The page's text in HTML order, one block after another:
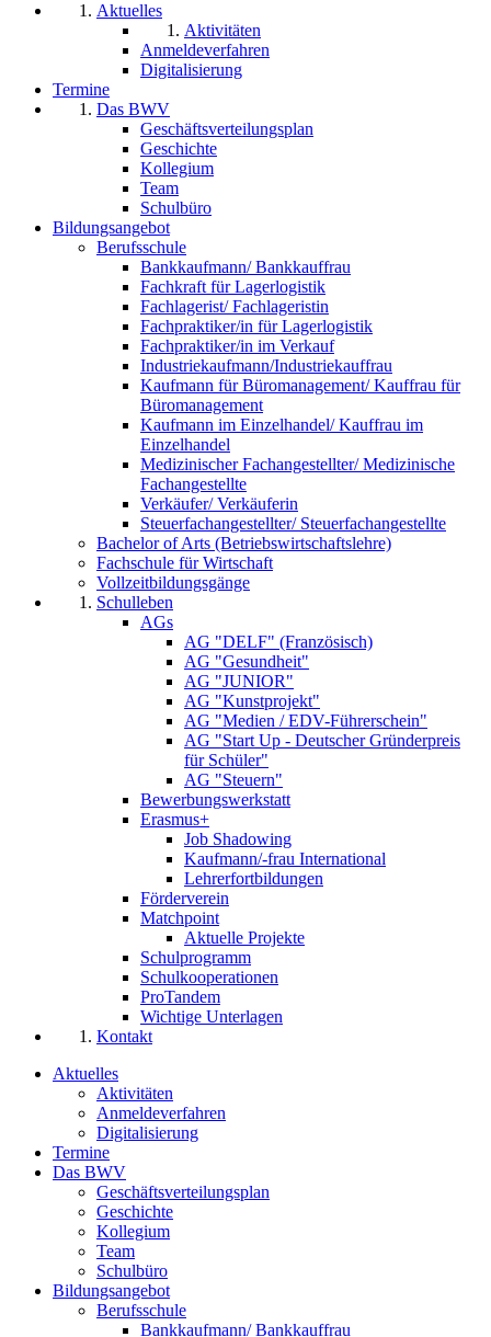
Aktuelles
Aktivitäten
Anmeldeverfahren
Digitalisierung
Termine
Das BWV
Geschäftsverteilungsplan
Geschichte
Kollegium
Team
Schulbüro
Bildungsangebot
Berufsschule
Bankkaufmann/ Bankkauffrau
Fachkraft für Lagerlogistik
Fachlagerist/ Fachlageristin
Fachpraktiker/in für Lagerlogistik
Fachpraktiker/in im Verkauf
Industriekaufmann/Industriekauffrau
Kaufmann für Büromanagement/ Kauffrau für
Büromanagement
Kaufmann im Einzelhandel/ Kauffrau im
Einzelhandel
Medizinischer Fachangestellter/ Medizinische
Fachangestellte
Verkäufer/ Verkäuferin
Steuerfachangestellter/ Steuerfachangestellte
Bachelor of Arts (Betriebswirtschaftslehre)
Fachschule für Wirtschaft
Vollzeitbildungsgänge
Schulleben
AGs
AG "DELF" (Französisch)
AG "Gesundheit"
AG "JUNIOR"
AG "Kunstprojekt"
AG "Medien / EDV-Führerschein"
AG "Start Up - Deutscher Gründerpreis
für Schüler"
AG "Steuern"
Bewerbungswerkstatt
Erasmus+
Job Shadowing
Kaufmann/-frau International
Lehrerfortbildungen
Förderverein
Matchpoint
Aktuelle Projekte
Schulprogramm
Schulkooperationen
ProTandem
Wichtige Unterlagen
Kontakt
Aktuelles
Aktivitäten
Anmeldeverfahren
Digitalisierung
Termine
Das BWV
Geschäftsverteilungsplan
Geschichte
Kollegium
Team
Schulbüro
Bildungsangebot
Berufsschule
Bankkaufmann/ Bankkauffrau